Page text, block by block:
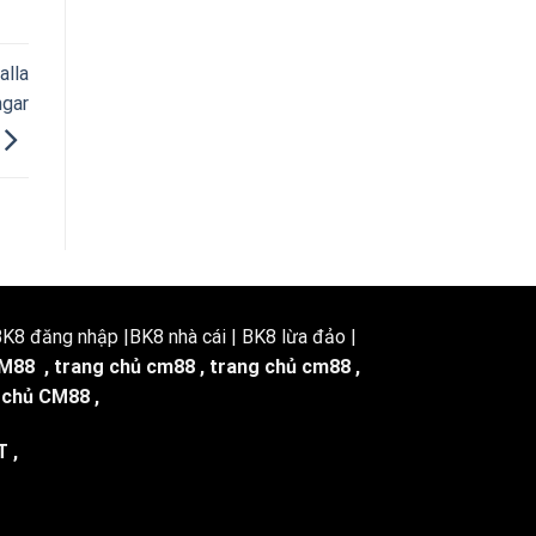
đăng nhập |BK8 nhà cái | BK8 lừa đảo |
, trang chủ cm88, trang chủ cm88,
CM88 ,
,